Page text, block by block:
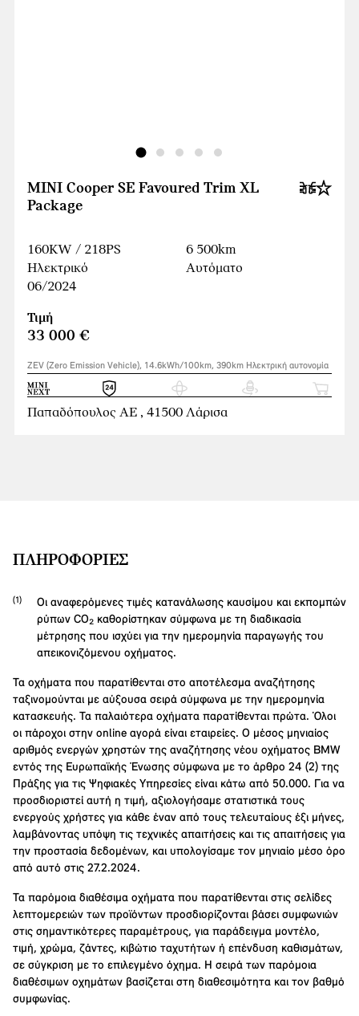
MINI Cooper SE Favoured Trim XL
Package
160KW / 218PS
Ηλεκτρικό
06/2024
6 500km
Αυτόματο
Τιμή
33 000 €
ZEV (Zero Emission Vehicle), 14.6kWh/100km, 390km Ηλεκτρική αυτονομία
Παπαδόπουλος ΑΕ , 41500 Λάρισα
ΠΛΗΡΟΦΟΡΊΕΣ
Οι αναφερόμενες τιμές κατανάλωσης καυσίμου και εκπομπών
ρύπων CO₂ καθορίστηκαν σύμφωνα με τη διαδικασία
μέτρησης που ισχύει για την ημερομηνία παραγωγής του
απεικονιζόμενου οχήματος.
Τα οχήματα που παρατίθενται στο αποτέλεσμα αναζήτησης
ταξινομούνται με αύξουσα σειρά σύμφωνα με την ημερομηνία
κατασκευής. Τα παλαιότερα οχήματα παρατίθενται πρώτα. Όλοι
οι πάροχοι στην online αγορά είναι εταιρείες. Ο μέσος μηνιαίος
αριθμός ενεργών χρηστών της αναζήτησης νέου οχήματος BMW
εντός της Ευρωπαϊκής Ένωσης σύμφωνα με το άρθρο 24 (2) της
Πράξης για τις Ψηφιακές Υπηρεσίες είναι κάτω από 50.000. Για να
προσδιοριστεί αυτή η τιμή, αξιολογήσαμε στατιστικά τους
ενεργούς χρήστες για κάθε έναν από τους τελευταίους έξι μήνες,
λαμβάνοντας υπόψη τις τεχνικές απαιτήσεις και τις απαιτήσεις για
την προστασία δεδομένων, και υπολογίσαμε τον μηνιαίο μέσο όρο
από αυτό στις 27.2.2024.
Τα παρόμοια διαθέσιμα οχήματα που παρατίθενται στις σελίδες
λεπτομερειών των προϊόντων προσδιορίζονται βάσει συμφωνιών
στις σημαντικότερες παραμέτρους, για παράδειγμα μοντέλο,
τιμή, χρώμα, ζάντες, κιβώτιο ταχυτήτων ή επένδυση καθισμάτων,
σε σύγκριση με το επιλεγμένο όχημα. Η σειρά των παρόμοια
διαθέσιμων οχημάτων βασίζεται στη διαθεσιμότητα και τον βαθμό
συμφωνίας.